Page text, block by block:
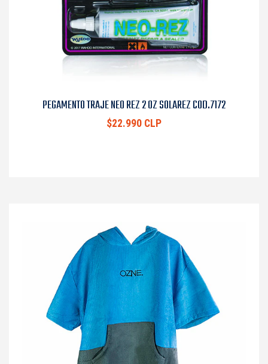
PEGAMENTO TRAJE NEO REZ 2 OZ SOLAREZ COD.7172
$22.990 CLP